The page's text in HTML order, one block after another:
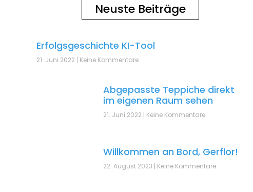
Neuste Beiträge
Erfolgsgeschichte KI-Tool
21. Juni 2022 Keine Kommentare
Abgepasste Teppiche direkt
im eigenen Raum sehen
21. Juni 2022 Keine Kommentare
Willkommen an Bord, Gerflor!
22. August 2023 Keine Kommentare